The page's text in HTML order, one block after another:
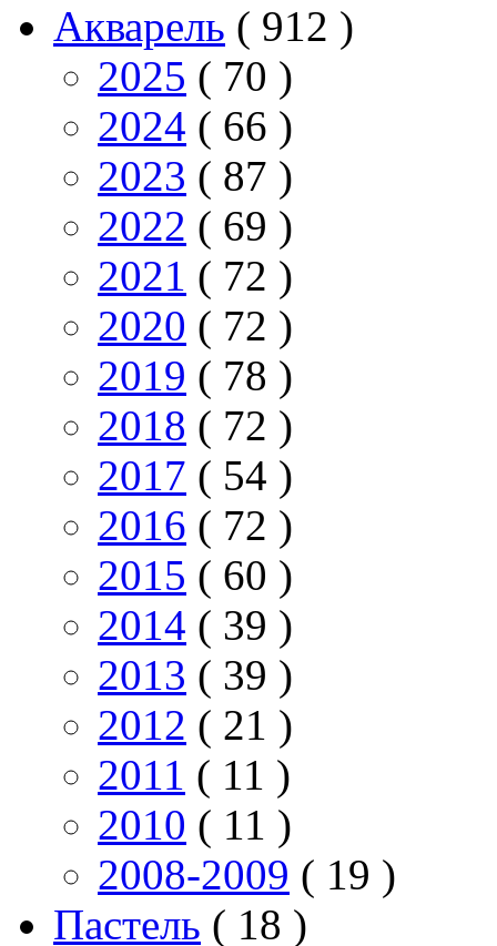
Акварель ( 912 )
2025 ( 70 )
2024 ( 66 )
2023 ( 87 )
2022 ( 69 )
2021 ( 72 )
2020 ( 72 )
2019 ( 78 )
2018 ( 72 )
2017 ( 54 )
2016 ( 72 )
2015 ( 60 )
2014 ( 39 )
2013 ( 39 )
2012 ( 21 )
2011 ( 11 )
2010 ( 11 )
2008-2009 ( 19 )
Пастель ( 18 )